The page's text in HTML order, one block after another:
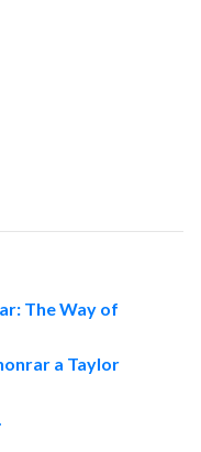
The Way of
a Taylor